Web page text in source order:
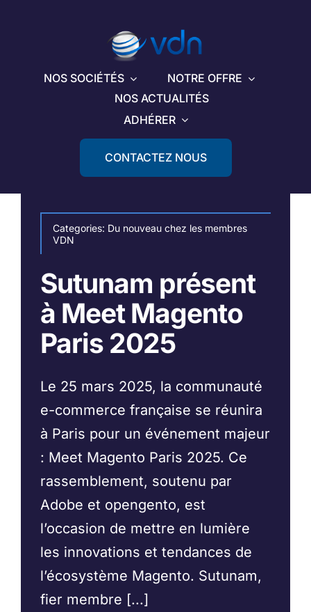
NOS SOCIÉTÉS
NOTRE OFFRE
NOS ACTUALITÉS
ADHÉRER
CONTACTEZ NOUS
Categories: Du nouveau chez les membres
VDN
Sutunam présent
à Meet Magento
Paris 2025
Le 25 mars 2025, la communauté
e-commerce française se réunira
à Paris pour un événement majeur
: Meet Magento Paris 2025. Ce
rassemblement, soutenu par
Adobe et opengento, est
l’occasion de mettre en lumière
les innovations et tendances de
l’écosystème Magento. Sutunam,
fier membre [...]